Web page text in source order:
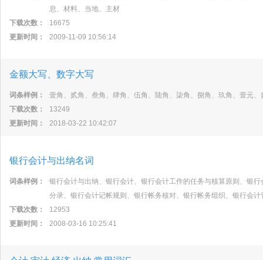
息、材料、当地、主材
下载次数：
16675
更新时间：
2009-11-09 10:56:14
金额大写、数字大写
词条样例：
壹角、贰角、叁角、肆角、伍角、陆角、柒角、捌角、玖角、壹元
下载次数：
13249
更新时间：
2018-03-22 10:42:07
银行会计与出纳名词
词条样例：
银行会计与出纳、银行会计、银行会计工作的任务与核算原则、银
分录、银行会计记帐规则、银行帐务核对、银行帐务组织、银行会
下载次数：
12953
更新时间：
2008-03-16 10:25:41